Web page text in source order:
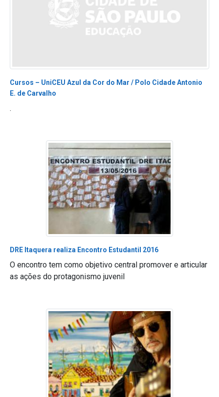
Cursos – UniCEU Azul da Cor do Mar / Polo Cidade Antonio
E. de Carvalho
.
DRE Itaquera realiza Encontro Estudantil 2016
O encontro tem como objetivo central promover e articular
as ações do protagonismo juvenil